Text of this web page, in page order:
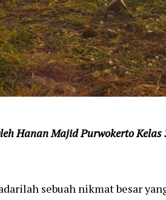
Hanan Majid Purwokerto Kelas
sebuah nikmat besar